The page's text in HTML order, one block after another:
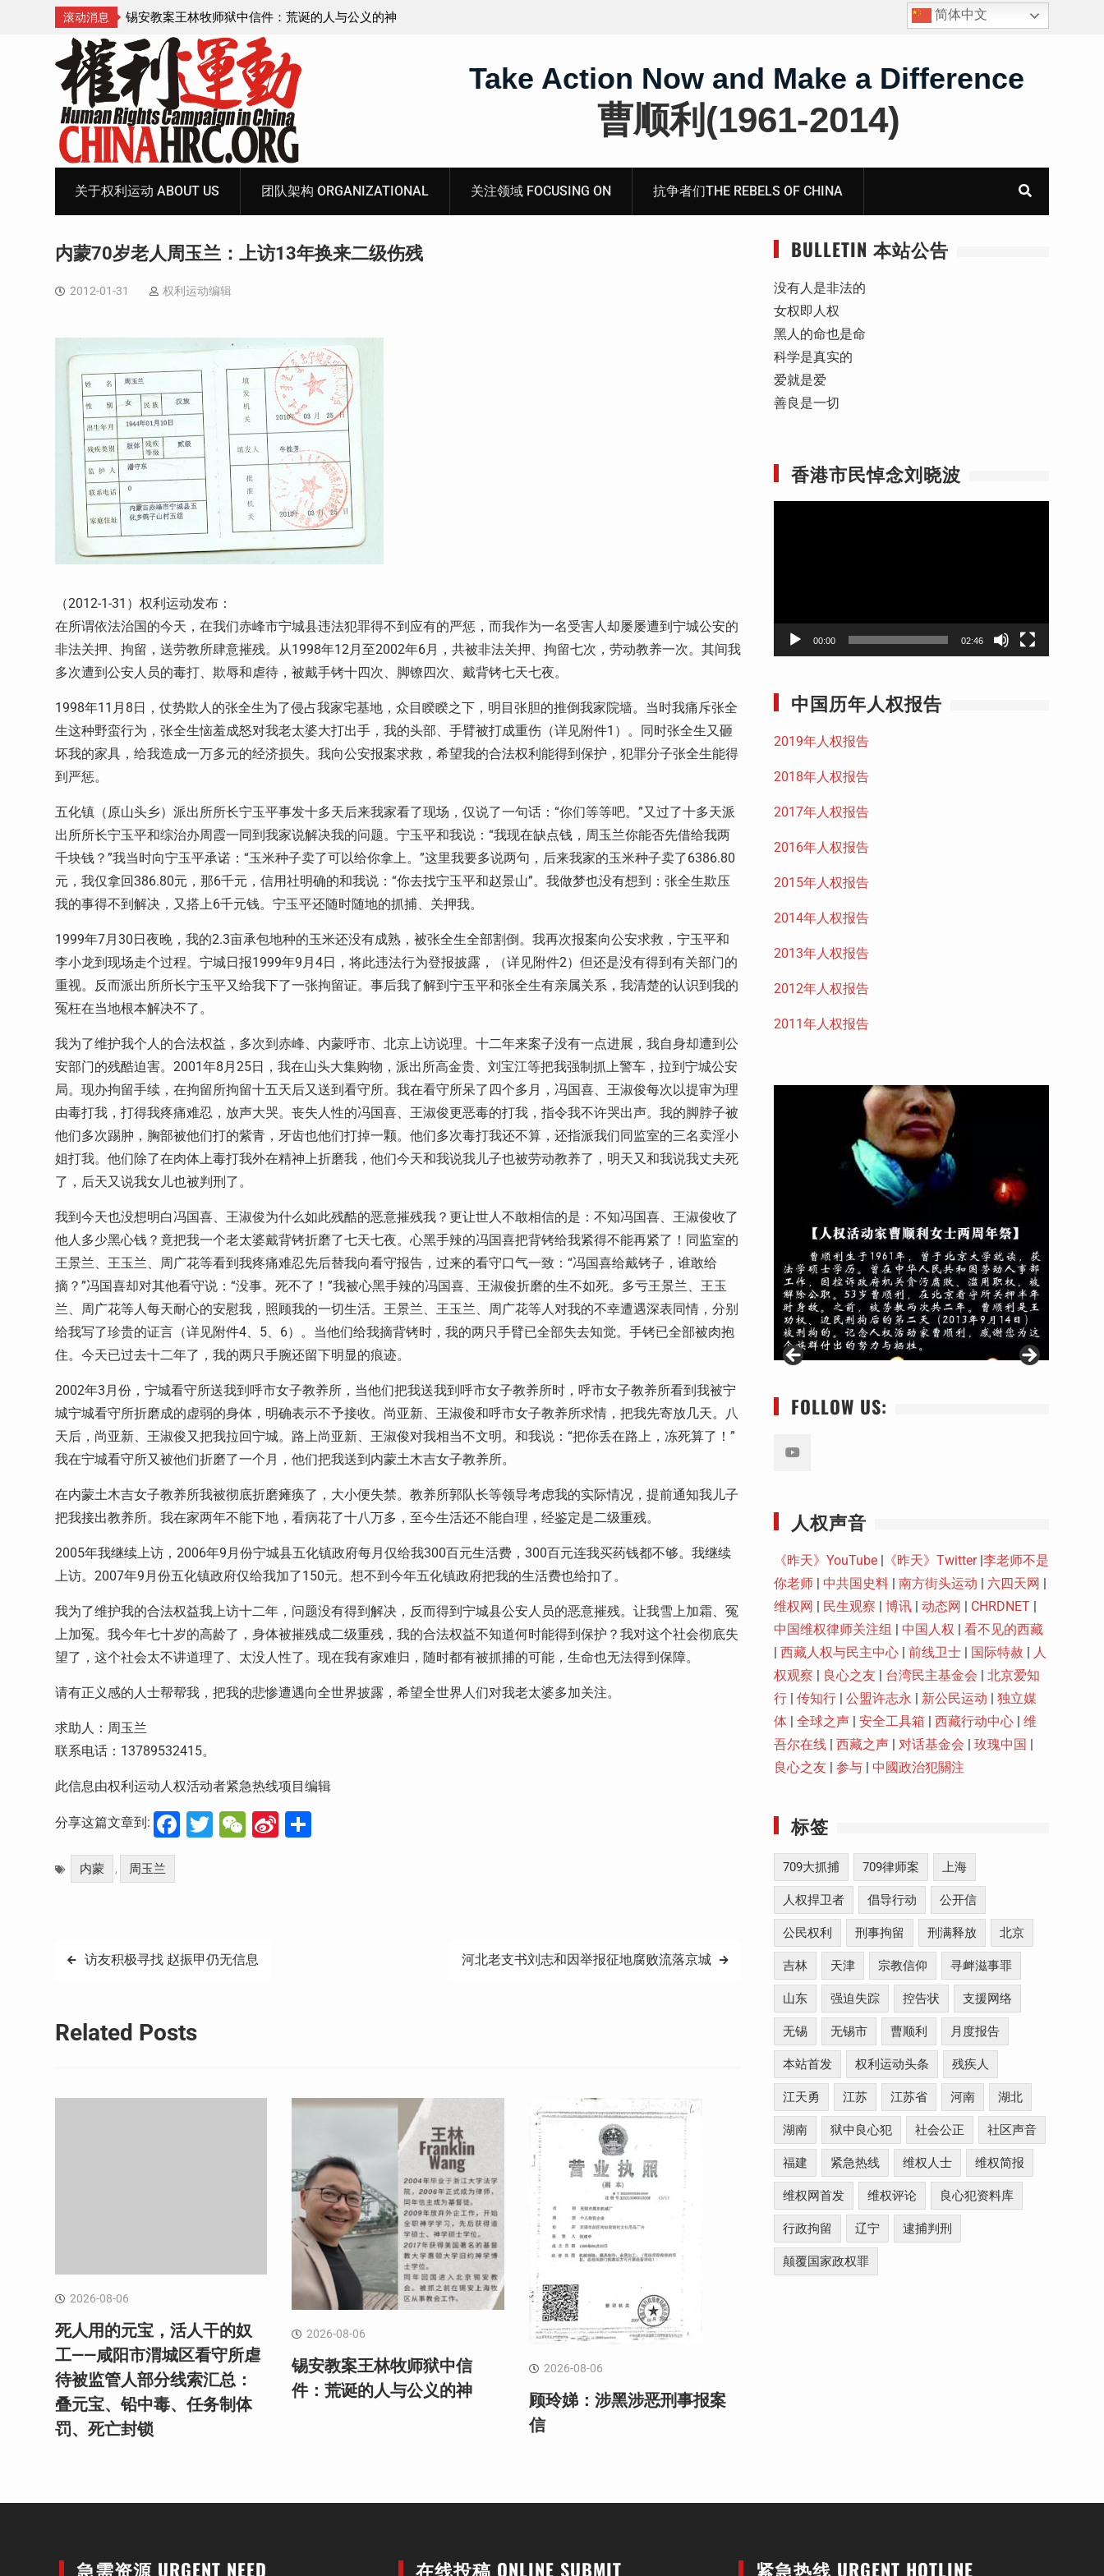
滚动消息
的人与公义的神 顾玲娣：涉黑涉恶刑事报案信
死人用的元宝，活人干的奴工——咸阳市渭城区看守所
简体中文
Take Action Now and Make a Difference
曹顺利(1961-2014)
关于权利运动 ABOUT US 团队架构 ORGANIZATIONAL 关注领域 FOCUSING ON 抗争者们THE REBELS OF CHINA
内蒙70岁老人周玉兰：上访13年换来二级伤残
2012-01-31 权利运动编辑
（2012-1-31）权利运动发布：
在所谓依法治国的今天，在我们赤峰市宁城县违法犯罪得不到应有的严惩，而我作为一名受害人却屡屡遭到宁城公安的
非法关押、拘留，送劳教所肆意摧残。从1998年12月至2002年6月，共被非法关押、拘留七次，劳动教养一次。其间我
多次遭到公安人员的毒打、欺辱和虐待，被戴手铐十四次、脚镣四次、戴背铐七天七夜。
1998年11月8日，仗势欺人的张全生为了侵占我家宅基地，众目睽睽之下，明目张胆的推倒我家院墙。当时我痛斥张全
生这种野蛮行为，张全生恼羞成怒对我老太婆大打出手，我的头部、手臂被打成重伤（详见附件1）。同时张全生又砸
坏我的家具，给我造成一万多元的经济损失。我向公安报案求救，希望我的合法权利能得到保护，犯罪分子张全生能得
到严惩。
五化镇（原山头乡）派出所所长宁玉平事发十多天后来我家看了现场，仅说了一句话：“你们等等吧。”又过了十多天派
出所所长宁玉平和综治办周霞一同到我家说解决我的问题。宁玉平和我说：“我现在缺点钱，周玉兰你能否先借给我两
千块钱？”我当时向宁玉平承诺：“玉米种子卖了可以给你拿上。”这里我要多说两句，后来我家的玉米种子卖了6386.80
元，我仅拿回386.80元，那6千元，信用社明确的和我说：“你去找宁玉平和赵景山”。我做梦也没有想到：张全生欺压
我的事得不到解决，又搭上6千元钱。宁玉平还随时随地的抓捕、关押我。
1999年7月30日夜晚，我的2.3亩承包地种的玉米还没有成熟，被张全生全部割倒。我再次报案向公安求救，宁玉平和
李小龙到现场走个过程。宁城日报1999年9月4日，将此违法行为登报披露，（详见附件2）但还是没有得到有关部门的
重视。反而派出所所长宁玉平又给我下了一张拘留证。事后我了解到宁玉平和张全生有亲属关系，我清楚的认识到我的
冤枉在当地根本解决不了。
我为了维护我个人的合法权益，多次到赤峰、内蒙呼市、北京上访说理。十二年来案子没有一点进展，我自身却遭到公
安部门的残酷迫害。2001年8月25日，我在山头大集购物，派出所高金贵、刘宝江等把我强制抓上警车，拉到宁城公安
局。现办拘留手续，在拘留所拘留十五天后又送到看守所。我在看守所呆了四个多月，冯国喜、王淑俊每次以提审为理
由毒打我，打得我疼痛难忍，放声大哭。丧失人性的冯国喜、王淑俊更恶毒的打我，指令我不许哭出声。我的脚脖子被
他们多次踢肿，胸部被他们打的紫青，牙齿也他们打掉一颗。他们多次毒打我还不算，还指派我们同监室的三名卖淫小
姐打我。他们除了在肉体上毒打我外在精神上折磨我，他们今天和我说我儿子也被劳动教养了，明天又和我说我丈夫死
了，后天又说我女儿也被判刑了。
我到今天也没想明白冯国喜、王淑俊为什么如此残酷的恶意摧残我？更让世人不敢相信的是：不知冯国喜、王淑俊收了
他人多少黑心钱？竟把我一个老太婆戴背铐折磨了七天七夜。心黑手辣的冯国喜把背铐给我紧得不能再紧了！同监室的
王景兰、王玉兰、周广花等看到我疼痛难忍先后替我向看守报告，过来的看守口气一致：“冯国喜给戴铐子，谁敢给
摘？”冯国喜却对其他看守说：“没事。死不了！”我被心黑手辣的冯国喜、王淑俊折磨的生不如死。多亏王景兰、王玉
兰、周广花等人每天耐心的安慰我，照顾我的一切生活。王景兰、王玉兰、周广花等人对我的不幸遭遇深表同情，分别
给我写了珍贵的证言（详见附件4、5、6）。当他们给我摘背铐时，我的两只手臂已全部失去知觉。手铐已全部被肉抱
住。今天已过去十二年了，我的两只手腕还留下明显的痕迹。
2002年3月份，宁城看守所送我到呼市女子教养所，当他们把我送我到呼市女子教养所时，呼市女子教养所看到我被宁
城宁城看守所折磨成的虚弱的身体，明确表示不予接收。尚亚新、王淑俊和呼市女子教养所求情，把我先寄放几天。八
天后，尚亚新、王淑俊又把我拉回宁城。路上尚亚新、王淑俊对我相当不文明。和我说：“把你丢在路上，冻死算了！”
我在宁城看守所又被他们折磨了一个月，他们把我送到内蒙土木吉女子教养所。
在内蒙土木吉女子教养所我被彻底折磨瘫痪了，大小便失禁。教养所郭队长等领导考虑我的实际情况，提前通知我儿子
把我接出教养所。我在家两年不能下地，看病花了十八万多，至今生活还不能自理，经鉴定是二级重残。
2005年我继续上访，2006年9月份宁城县五化镇政府每月仅给我300百元生活费，300百元连我买药钱都不够。我继续
上访。2007年9月份五化镇政府仅给我加了150元。想不到今年五化镇政府把我的生活费也给扣了。
我为了维护我的合法权益我上访十二年，问题没有得到解决，反而得到宁城县公安人员的恶意摧残。让我雪上加霜、冤
上加冤。我今年七十岁的高龄了，身体被摧残成二级重残，我的合法权益不知道何时能得到保护？我对这个社会彻底失
望了，这个社会太不讲道理了、太没人性了。现在我有家难归，随时都有被抓捕的可能，生命也无法得到保障。
请有正义感的人士帮帮我，把我的悲惨遭遇向全世界披露，希望全世界人们对我老太婆多加关注。
求助人：周玉兰
联系电话：13789532415。
此信息由权利运动人权活动者紧急热线项目编辑
分享这篇文章到: Facebook
Twitter
WeChat
Sina
内蒙 , 周玉兰
文
导
访友积极寻找 赵振甲仍无信息 河北老支书刘志和因举报征地腐败流落京城
Related Posts
2026-08-06
死人用的元宝，活人干的奴
工——咸阳市渭城区看守所虐
待被监管人部分线索汇总：
叠元宝、铅中毒、任务制体
罚、死亡封锁
2026-08-06
锡安教案王林牧师狱中信
件：荒诞的人与公义的神
2026-08-06
顾玲娣：涉黑涉恶刑事报案
信
BULLETIN 本站公告
没有人是非法的
女权即人权
黑人的命也是命
科学是真实的
爱就是爱
善良是一切
香港市民悼念刘晓波
00:00 02:46
中国历年人权报告
2019年人权报告
2018年人权报告
2017年人权报告
2016年人权报告
2015年人权报告
2014年人权报告
2013年人权报告
2012年人权报告
2011年人权报告
FOLLOW US:
人权声音
《昨天》YouTube | 《昨天》Twitter|李老师不是
你老师 | 中共国史料 | 南方街头运动 | 六四天网 |
维权网 | 民生观察 | 博讯 | 动态网 | CHRDNET |
中国维权律师关注组 | 中国人权 | 看不见的西藏
| 西藏人权与民主中心 | 前线卫士 | 国际特赦 | 人
权观察 | 良心之友 | 台湾民主基金会 | 北京爱知
行 | 传知行 | 公盟许志永 | 新公民运动 | 独立媒
体 | 全球之声 | 安全工具箱 | 西藏行动中心 | 维
吾尔在线 | 西藏之声 | 对话基金会 | 玫瑰中国 |
良心之友 | 参与 | 中國政治犯關注
标签
709大抓捕 709律师案 上海
人权捍卫者 倡导行动 公开信
公民权利 刑事拘留 刑满释放 北京
吉林 天津 宗教信仰 寻衅滋事罪
山东 强迫失踪 控告状 支援网络
无锡 无锡市 曹顺利 月度报告
本站首发 权利运动头条 残疾人
江天勇 江苏 江苏省 河南 湖北
湖南 狱中良心犯 社会公正 社区声音
福建 紧急热线 维权人士 维权简报
维权网首发 维权评论 良心犯资料库
行政拘留 辽宁 逮捕判刑
颠覆国家政权罪
急需资源 URGENT NEED 在线投稿 ONLINE SUBMIT 紧急热线 URGENT HOTLINE